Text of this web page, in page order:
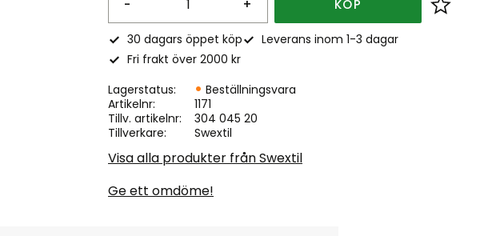
+
- KÖP Lägg
30 dagars öppet köp
Leverans inom 1-3 dagar
Fri frakt över 2000 kr
Lagerstatus
Beställningsvara
Artikelnr
1171
Tillv. artikelnr
304 045 20
Tillverkare
Swextil
Visa alla produkter från Swextil
Ge ett omdöme!